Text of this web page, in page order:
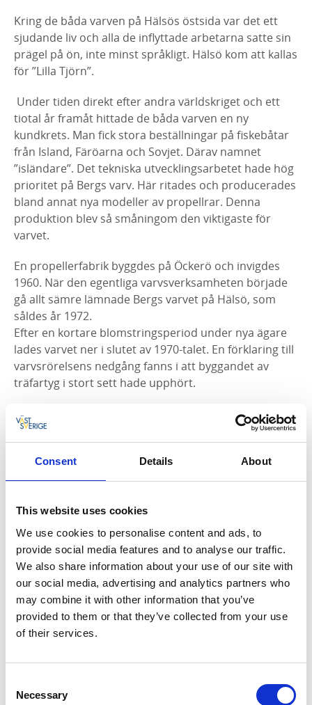
Consent Details About
This website uses cookies
We use cookies to personalise content and ads, to
provide social media features and to analyse our traffic.
We also share information about your use of our site with
our social media, advertising and analytics partners who
may combine it with other information that you’ve
provided to them or that they’ve collected from your use
of their services.
Selection
Necessary
Kring de båda varven på Hälsös östsida var det ett
sjudande liv och alla de inflyttade arbetarna satte sin
prägel på ön, inte minst språkligt. Hälsö kom att kallas
för ”Lilla Tjörn”.
Under tiden direkt efter andra världskriget och ett
tiotal år framåt hittade de båda varven en ny
kundkrets. Man fick stora beställningar på fiskebåtar
från Island, Färöarna och Sovjet. Därav namnet
”isländare”. Det tekniska utvecklingsarbetet hade hög
prioritet på Bergs varv. Här ritades och producerades
bland annat nya modeller av propellrar. Denna
produktion blev så småningom den viktigaste för
varvet.
En propellerfabrik byggdes på Öckerö och invigdes
1960. När den egentliga varvsverksamheten började
gå allt sämre lämnade Bergs varvet på Hälsö, som
såldes år 1972.
Efter en kortare blomstringsperiod under nya ägare
lades varvet ner i slutet av 1970-talet. En förklaring till
varvsrörelsens nedgång fanns i att byggandet av
träfartyg i stort sett hade upphört.
Andra fiskebåtsvarv
På Björkö hade ett varv och båtbyggeri startat i
början av 1900-talet. Båtbyggarsläkten Svenningsson
På Källö-Knippla startades Knippla Skeppsvarv 1932
och byggde sammanlagt över tjugo fiskefartyg för
utländska och svenska beställare. Öckerö såg också
tillkomsten av vad som i senare tid skulle kallas Ö-
Varvet med släkten Backman som grundare. Även på
Hönö (i Hönö Klåva) och på Kalvsund fanns det slipar
och båtvarv. Sammanlagt etablerades inte mindre än
åtta slipar eller båtvarv i Öckerö kommun under tiden
som Ö-varvet, Caterpillar, Öckerö båtvarv, Öckerö